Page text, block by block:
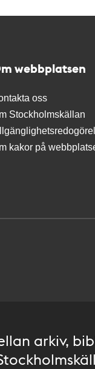
webbplatsen
oss
Stockholmskällan
kakor på
arkiv,